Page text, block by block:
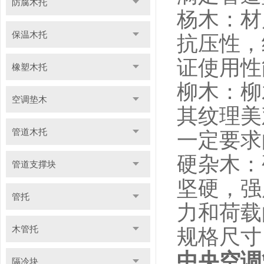
防腐木托
保温木托
橡塑木托
空调垫木
管道木托
管道支撑块
管托
木管托
隔冷块
杨木：
抗压性
证使用
柳木：
其纹理
一定要
硬杂木
坚硬，
力和荷
规格尺寸